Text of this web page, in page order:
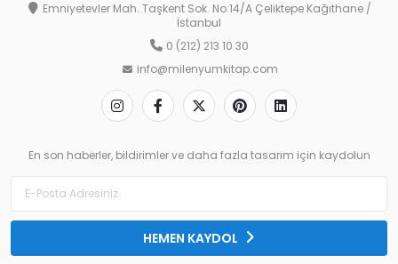
Emniyetevler Mah. Taşkent Sok. No:14/A Çeliktepe Kağıthane /
İstanbul
0 (212) 213 10 30
info@milenyumkitap.com
En son haberler, bildirimler ve daha fazla tasarım için kaydolun
HEMEN KAYDOL